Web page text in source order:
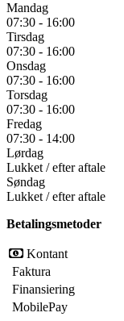
Mandag
07:30 - 16:00
Tirsdag
07:30 - 16:00
Onsdag
07:30 - 16:00
Torsdag
07:30 - 16:00
Fredag
07:30 - 14:00
Lørdag
Lukket / efter aftale
Søndag
Lukket / efter aftale
Betalingsmetoder
Kontant
Faktura
Finansiering
MobilePay